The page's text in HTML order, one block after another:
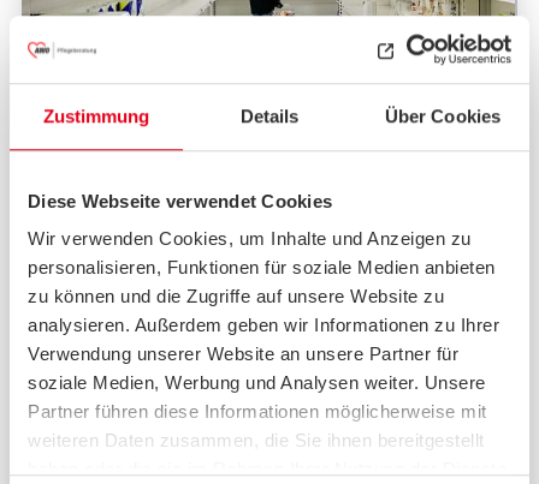
Zustimmung Details Über Cookies
Diese Webseite verwendet Cookies
Wir verwenden Cookies, um Inhalte und Anzeigen zu
personalisieren, Funktionen für soziale Medien anbieten
zu können und die Zugriffe auf unsere Website zu
analysieren. Außerdem geben wir Informationen zu Ihrer
Verwendung unserer Website an unsere Partner für
soziale Medien, Werbung und Analysen weiter. Unsere
Partner führen diese Informationen möglicherweise mit
weiteren Daten zusammen, die Sie ihnen bereitgestellt
Krisenvorsorge im
Privathaushalt
Bundesamtes für Bevölkerungs- und
Katastrophenschutz (BBK) empfiehlt
Notfallvorsorge für hilfe- und
pflegebedürftige Menschen zu Hause
Großschadensereignisse und Notfälle gehören
zum Leben. Auch die jüngsten Krisen und